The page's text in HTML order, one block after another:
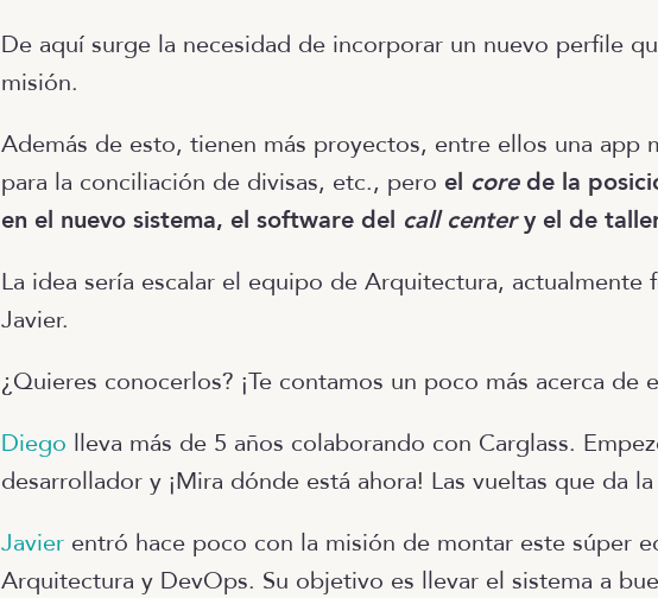
De aquí surge la necesidad de incorporar un nuevo perfile
misión.
Además de esto, tienen más proyectos, entre ellos una app
para la conciliación de divisas, etc., pero el corede la
en el nuevo sistema, el software del call centery el de
La idea sería escalar el equipo de Arquitectura,
Javier.
¿Quieres conocerlos? ¡Te contamos un poco más acerca de
Diego lleva más de 5 años colaborando con Carglass.
desarrollador y ¡Mira dónde está ahora! Las vueltas que da
Javier entró hace poco con la misión de montar este súper
Arquitectura y DevOps. Su objetivo es llevar el sistema a